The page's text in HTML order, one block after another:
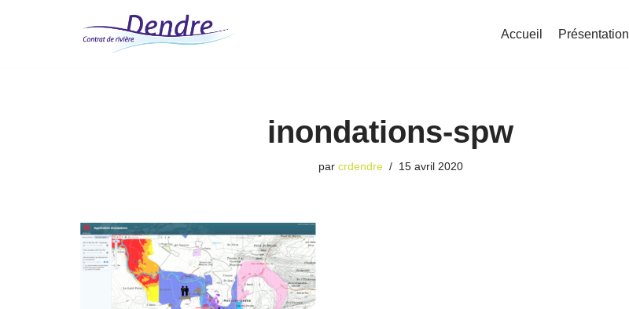
Accueil Présentation
inondations-spw
par crdendre 15 avril 2020